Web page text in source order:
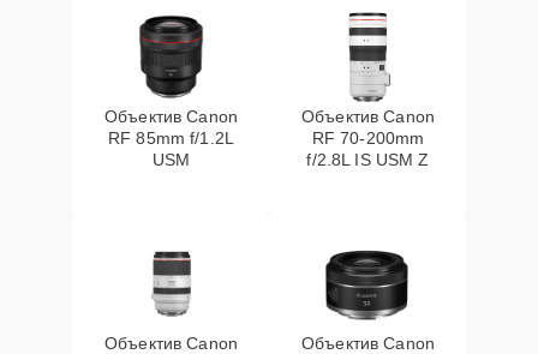
Объектив Canon
RF 85mm f/1.2L
USM
Объектив Canon
RF 70‑200mm
f/2.8L IS USM Z
Объектив Canon
Объектив Canon